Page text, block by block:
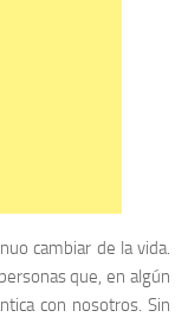
cambiar de la vida.
que, en algún
con nosotros. Sin